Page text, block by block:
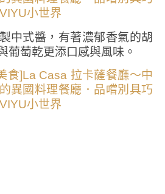
中式醬，有著濃郁香氣的胡
葡萄乾更添口感與風味。